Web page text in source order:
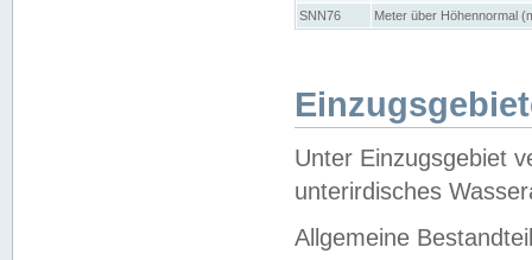
SNN76
Meter über Höhennormal
Unter Einzugsgebiet
unterirdisches
Allgemeine